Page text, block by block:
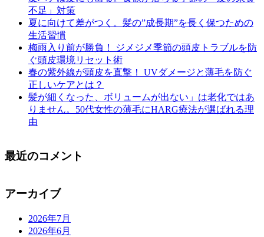
不足」対策
夏に向けて差がつく。髪の”成長期”を長く保つための
生活習慣
梅雨入り前が勝負！ ジメジメ季節の頭皮トラブルを防
ぐ頭皮環境リセット術
春の紫外線が頭皮を直撃！ UVダメージと薄毛を防ぐ
正しいケアとは？
髪が細くなった、ボリュームが出ない」は老化ではあ
りません。50代女性の薄毛にHARG療法が選ばれる理
由
最近のコメント
アーカイブ
2026年7月
2026年6月